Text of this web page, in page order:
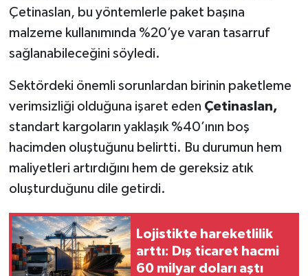
Çetinaslan, bu yöntemlerle paket başına
malzeme kullanımında %20’ye varan tasarruf
sağlanabileceğini söyledi.
Sektördeki önemli sorunlardan birinin paketleme
verimsizliği olduğuna işaret eden Çetinaslan,
standart kargoların yaklaşık %40’ının boş
hacimden oluştuğunu belirtti. Bu durumun hem
maliyetleri artırdığını hem de gereksiz atık
oluşturduğunu dile getirdi.
Lojistikte hareketlilik
arttı: Dış ticaret hacmi
60 milyar doları aştı